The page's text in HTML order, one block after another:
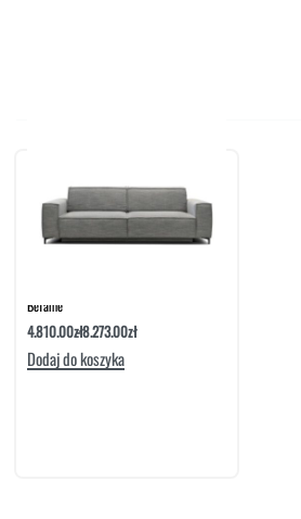
Befame
4.810.00zł8.273.00zł
Dodaj do koszyka